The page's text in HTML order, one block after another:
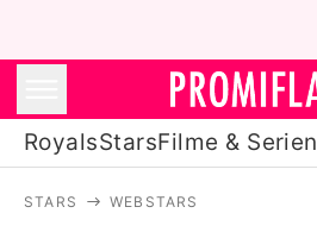
RoyalsStarsFilme & Serien
STARS WEBSTARS